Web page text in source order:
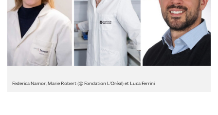
Federica Namor, Marie Robert (© Fondation L’Oréal) et Luca Ferrini